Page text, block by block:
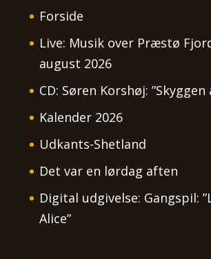
Forside
Live: Musik over Præstø
august 2026
CD: Søren Korshøj: ”Skyggen
Kalender 2026
Udkants-Shetland
Det var en lørdag aften
Digital udgivelse: Gangspil:
Alice”